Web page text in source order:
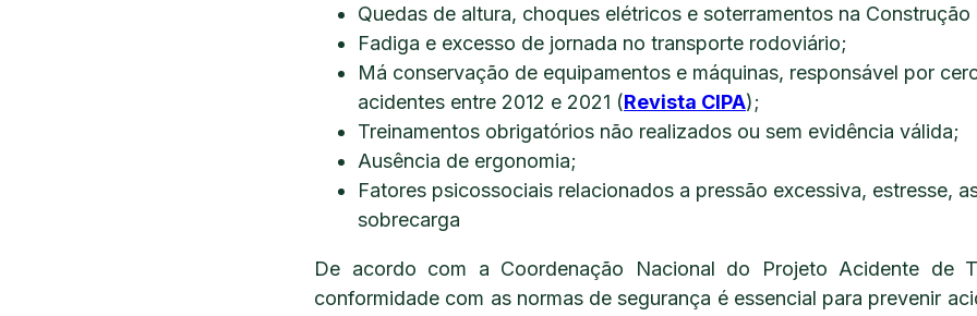
Quedas de altura, choques elétricos e soterramentos na Construção
Fadiga e excesso de jornada no transporte rodoviário;
Má conservação de equipamentos e máquinas, responsável por
acidentes entre 2012 e 2021 (Revista CIPA);
Treinamentos obrigatórios não realizados ou sem evidência válida;
Ausência de ergonomia;
Fatores psicossociais relacionados a pressão excessiva, estresse,
sobrecarga
De acordo com a Coordenação Nacional do Projeto Acidente de
conformidade com as normas de segurança é essencial para prevenir